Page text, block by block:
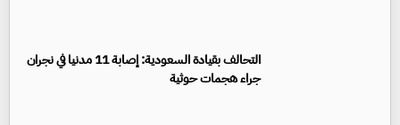
التحالف بقيادة السعودية: إصابة 11 مدنيا في نجران
جراء هجمات حوثية